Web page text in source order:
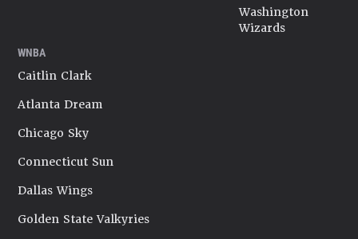
Washington
Wizards
WNBA
Caitlin Clark
Atlanta Dream
Chicago Sky
Connecticut Sun
Dallas Wings
Golden State Valkyries